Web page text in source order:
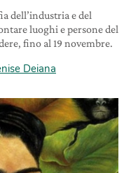
dell’industria e del
luoghi e persone del
fino al 19 novembre.
Deiana